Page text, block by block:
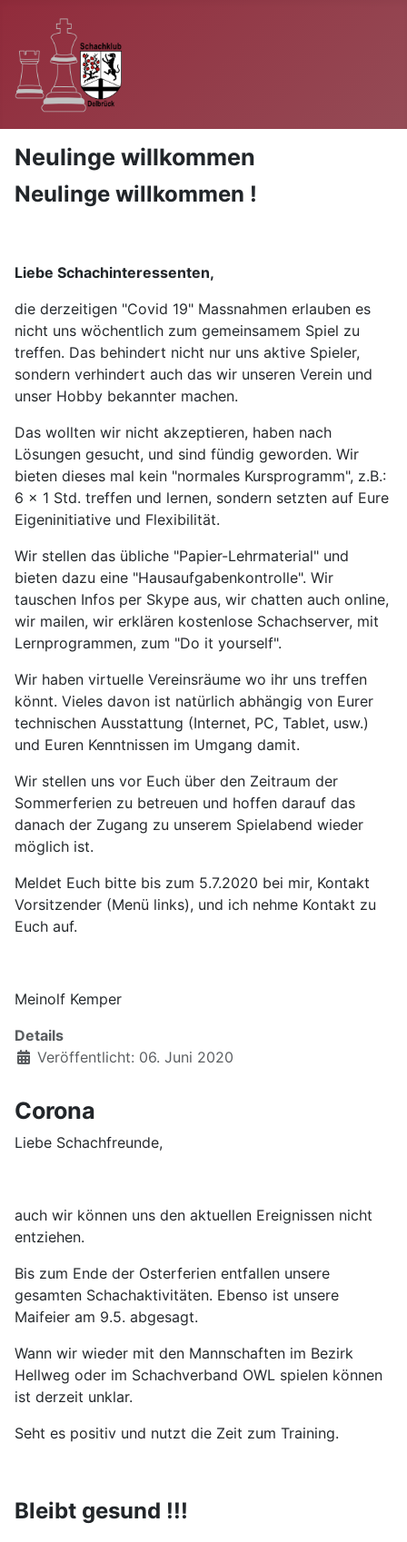
Neulinge willkommen
Neulinge willkommen !
Liebe Schachinteressenten,
die derzeitigen "Covid 19" Massnahmen erlauben es
nicht uns wöchentlich zum gemeinsamem Spiel zu
treffen. Das behindert nicht nur uns aktive Spieler,
sondern verhindert auch das wir unseren Verein und
unser Hobby bekannter machen.
Das wollten wir nicht akzeptieren, haben nach
Lösungen gesucht, und sind fündig geworden. Wir
bieten dieses mal kein "normales Kursprogramm", z.B.:
6 x 1 Std. treffen und lernen, sondern setzten auf Eure
Eigeninitiative und Flexibilität.
Wir stellen das übliche "Papier-Lehrmaterial" und
bieten dazu eine "Hausaufgabenkontrolle". Wir
tauschen Infos per Skype aus, wir chatten auch online,
wir mailen, wir erklären kostenlose Schachserver, mit
Lernprogrammen, zum "Do it yourself".
Wir haben virtuelle Vereinsräume wo ihr uns treffen
könnt. Vieles davon ist natürlich abhängig von Eurer
technischen Ausstattung (Internet, PC, Tablet, usw.)
und Euren Kenntnissen im Umgang damit.
Wir stellen uns vor Euch über den Zeitraum der
Sommerferien zu betreuen und hoffen darauf das
danach der Zugang zu unserem Spielabend wieder
möglich ist.
Meldet Euch bitte bis zum 5.7.2020 bei mir, Kontakt
Vorsitzender (Menü links), und ich nehme Kontakt zu
Euch auf.
Meinolf Kemper
Details
Veröffentlicht: 06. Juni 2020
Corona
Liebe Schachfreunde,
auch wir können uns den aktuellen Ereignissen nicht
entziehen.
Bis zum Ende der Osterferien entfallen unsere
gesamten Schachaktivitäten. Ebenso ist unsere
Maifeier am 9.5. abgesagt.
Wann wir wieder mit den Mannschaften im Bezirk
Hellweg oder im Schachverband OWL spielen können
ist derzeit unklar.
Seht es positiv und nutzt die Zeit zum Training.
Bleibt gesund !!!